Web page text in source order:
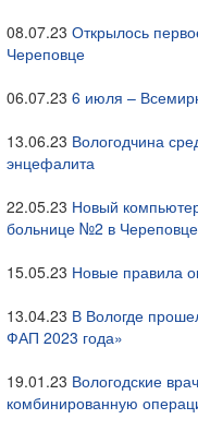
08.07.23 Открылось
Череповце
06.07.23 6 июля –
13.06.23 Вологодчина
энцефалита
22.05.23 Новый
больнице №2 в Череповце
15.05.23 Новые правила
13.04.23 В Вологде
ФАП 2023 года»
19.01.23 Вологодские
комбинированную